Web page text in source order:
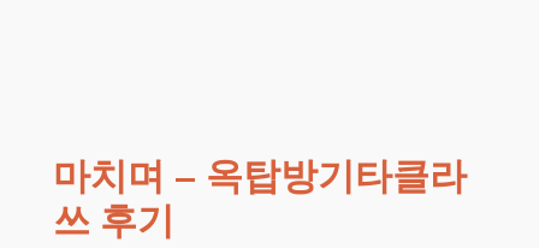
마치며 – 옥탑방기타클라
쓰 후기